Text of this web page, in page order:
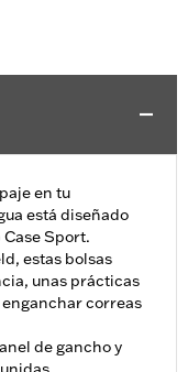
en tu
está diseñado
Sport.
estas bolsas
unas prácticas
correas
de gancho y